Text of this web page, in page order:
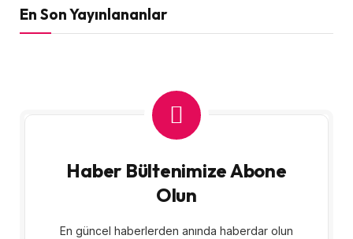
En Son Yayınlananlar
Haber Bültenimize Abone
Olun
En güncel haberlerden anında haberdar olun